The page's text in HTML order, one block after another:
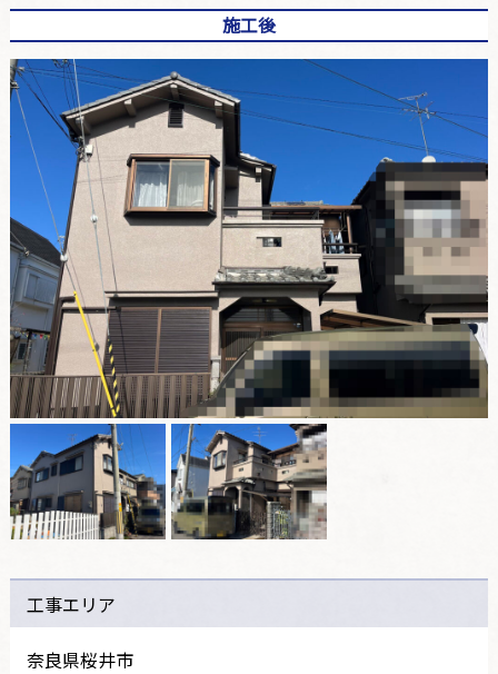
施工後
工事エリア
奈良県桜井市